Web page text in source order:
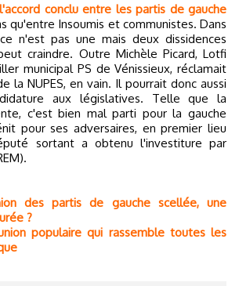
l'accord conclu entre les partis de gauche
qu'entre Insoumis et communistes. Dans
n'est pas une mais deux dissidences
craindre. Outre Michèle Picard, Lotfi
municipal PS de Vénissieux, réclamait
la NUPES, en vain. Il pourrait donc aussi
aux législatives. Telle que la
c'est bien mal parti pour la gauche
pour ses adversaires, en premier lieu
sortant a obtenu l'investiture par
des partis de gauche scellée, une
?
populaire qui rassemble toutes les